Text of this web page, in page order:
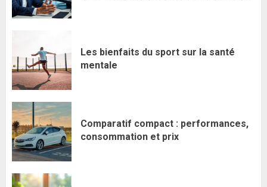
Les bienfaits du sport sur la santé
mentale
Comparatif compact : performances,
consommation et prix